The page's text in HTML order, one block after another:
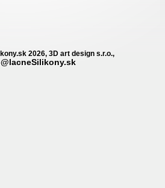
2026, 3D art design s.r.o.,